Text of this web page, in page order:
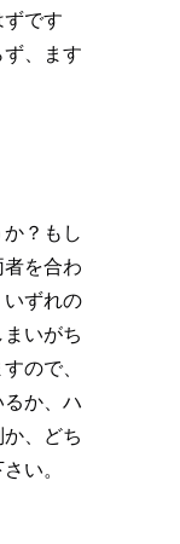
です
、ます
？もし
を合わ
ずれの
いがち
ので、
か、ハ
、どち
い。